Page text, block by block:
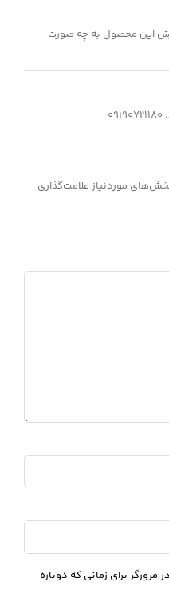
این محصول به چه صورت
موردنیاز علامت‌گذاری
برای زمانی که دوباره